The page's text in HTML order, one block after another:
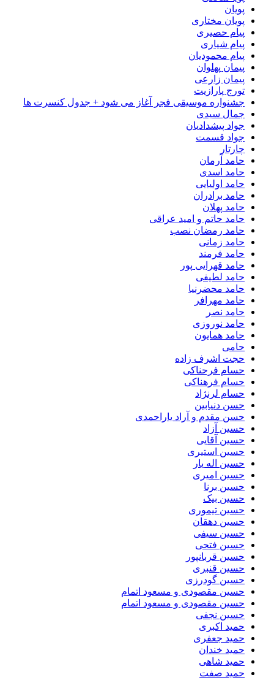
پویان
پویان مختاری
پیام حصیری
پیام شیاری
پیام محمودیان
پیمان پهلوان
پیمان زارعی
تورج پارازیت
جشنواره موسیقی فجر آغاز می شود + جدول کنسرت ها
جمال سیدی
جواد پیشدادیان
جواد قسمت
چارتار
حامد آرمان
حامد اسدی
حامد اولیایی
حامد برادران
حامد پهلان
حامد حاتم و امید عراقی
حامد رمضان نصب
حامد زمانی
حامد فرمند
حامد قهرایی پور
حامد لطیفی
حامد محضرنیا
حامد مهرافر
حامد نصر
حامد نوروزی
حامد همایون
حامی
حجت اشرف زاده
حسام فرحناکی
حسام فرهناکی
حسام لرنژاد
حسن دنیابین
حسن مقدم و آراد یاراحمدی
حسین آزاد
حسین آقایی
حسین استیری
حسین اله یار
حسین امیری
حسین برنا
حسین بیک
حسین تیموری
حسین دهقان
حسین سیفی
حسین فتحی
حسین قربانپور
حسین قنبری
حسین گودرزی
حسین مقصودى و مسعود اتمام
حسین مقصودی و مسعود اتمام
حسین نجفی
حمید اکبری
حمید جعفری
حمید خندان
حمید شاهی
حمید صفت